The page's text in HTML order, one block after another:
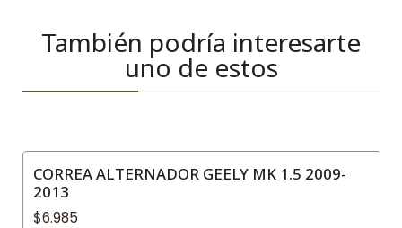
También podría interesarte
uno de estos
CORREA ALTERNADOR GEELY MK 1.5 2009-
2013
$6.985